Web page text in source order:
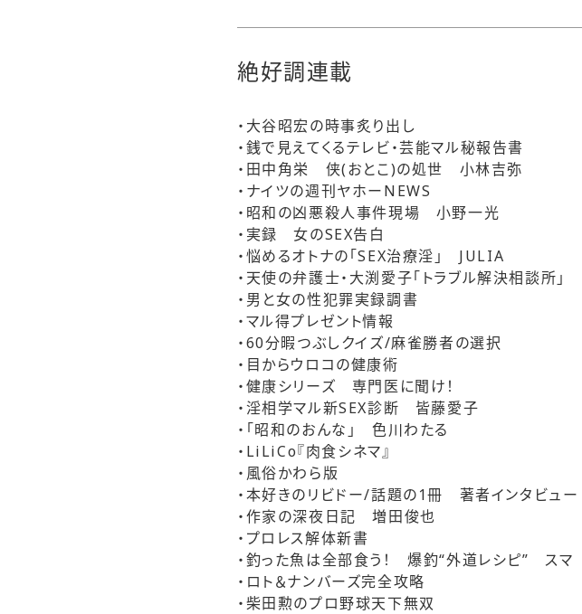
絶好調連載
・大谷昭宏の時事炙り出し
・銭で見えてくるテレビ・芸能マル秘報告書
・田中角栄 侠(おとこ)の処世 小林吉弥
・ナイツの週刊ヤホーNEWS
・昭和の凶悪殺人事件現場 小野一光
・実録 女のSEX告白
・悩めるオトナの「SEX治療淫」 JULIA
・天使の弁護士・大渕愛子「トラブル解決相談所」
・男と女の性犯罪実録調書
・マル得プレゼント情報
・60分暇つぶしクイズ/麻雀勝者の選択
・目からウロコの健康術
・健康シリーズ 専門医に聞け！
・淫相学マル新SEX診断 皆藤愛子
・「昭和のおんな」 色川わたる
・LiLiCo『肉食シネマ』
・風俗かわら版
・本好きのリビドー/話題の1冊 著者インタビュー
・作家の深夜日記 増田俊也
・プロレス解体新書
・釣った魚は全部食う！ 爆釣“外道レシピ” スマ
・ロト＆ナンバーズ完全攻略
・柴田勲のプロ野球天下無双